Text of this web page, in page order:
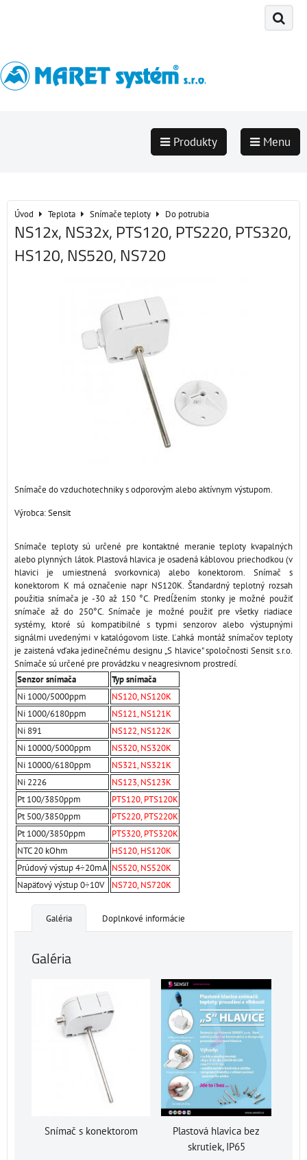
Produkty Menu
Úvod Teplota Snímače teploty Do potrubia
NS12x, NS32x, PTS120, PTS220, PTS320,
HS120, NS520, NS720
Snímače do vzduchotechniky s odporovým alebo aktívnym výstupom.
Výrobca:Sensit
Snímače teploty sú určené pre kontaktné meranie teploty kvapalných
alebo plynných látok. Plastová hlavica je osadená káblovou priechodkou (v
hlavici je umiestnená svorkovnica) alebo konektorom. Snímač s
konektorom K má označenie napr NS120K. Štandardný teplotný rozsah
použitia snímača je -30 až 150 °C. Predĺžením stonky je možné použiť
snímače až do 250°C. Snímače je možné použiť pre všetky riadiace
systémy, ktoré sú kompatibilné s typmi senzorov alebo výstupnými
signálmi uvedenými v katalógovom liste. Ľahká montáž snímačov teploty
je zaistená vďaka jedinečnému designu „S hlavice" spoločnosti Sensit s.r.o.
Snímače sú určené pre provádzku v neagresivnom prostredí.
Senzor snímača
Typ snímača
Ni 1000/5000ppm
NS120, NS120K
Ni 1000/6180ppm
NS121, NS121K
Ni 891
NS122, NS122K
Ni 10000/5000ppm
NS320, NS320K
Ni 10000/6180ppm
NS321, NS321K
Ni 2226
NS123, NS123K
Pt 100/3850ppm
PTS120, PTS120K
Pt 500/3850ppm
PTS220, PTS220K
Pt 1000/3850ppm
PTS320, PTS320K
NTC 20 kOhm
HS120, HS120K
Prúdový výstup 4÷20mA NS520, NS520K
Napäťový výstup 0÷10V
NS720, NS720K
Galéria Doplnkové informácie
Galéria
Snímač s konektorom
Plastová hlavica bez
skrutiek, IP65